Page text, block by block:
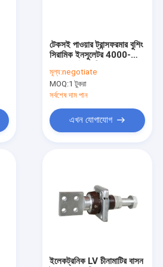
টেকসই পাওয়ার ট্রান্সফরমার বুশিং
সিরামিক ইনসুলেটর 4000-
মূল্য:negotiate
MOQ:1 টুকরা
সর্বশেষ দাম পান
এখন যোগাযোগ
ইলেকট্রনিক LV চীনামাটির বাসন